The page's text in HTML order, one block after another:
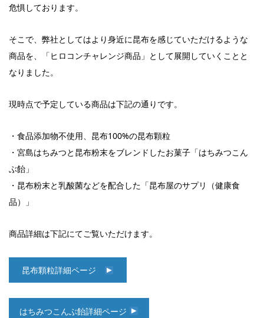
危惧しております。
そこで、弊社としてはより身近に昆布を感じていただけるような
商品を、「ヒロコンチャレンジ商品」として展開していくことと
なりました。
現時点で予定している商品は下記の通りです。
・食品添加物不使用、昆布100%の昆布顆粒
・宮島はちみつと昆布粉末をブレンドしたお菓子「はちみつこん
ぶ飴」
・昆布粉末と乳酸菌などを配合した「昆布屋のサプリ（健康食
品）」
商品詳細は下記にてご覧いただけます。
昆布顆粒詳細ページ
はちみつこんぶ飴詳細ページ